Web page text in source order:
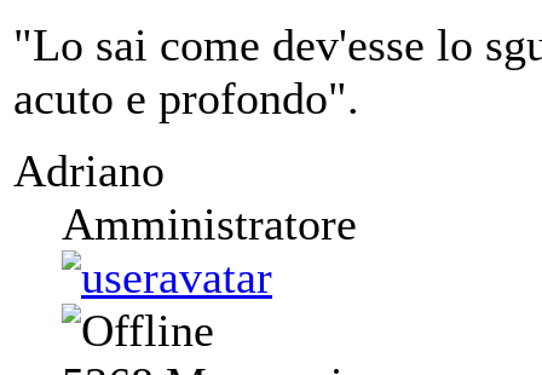
"Lo sai come dev'esse lo
acuto e profondo".
Adriano
Amministratore